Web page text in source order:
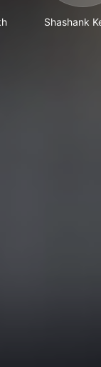
Shashank